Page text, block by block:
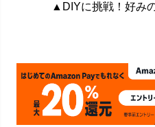
▲DIYに挑戦！好み